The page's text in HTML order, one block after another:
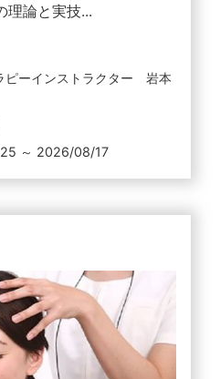
理論と実技...
ピーインストラクター 岩本
～ 2026/08/17